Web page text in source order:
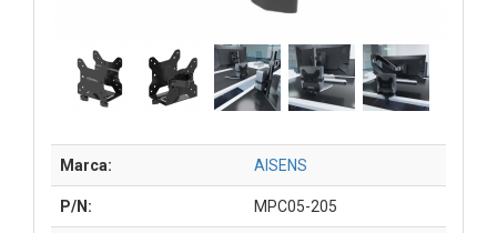
Marca: AISENS
P/N: MPC05-205